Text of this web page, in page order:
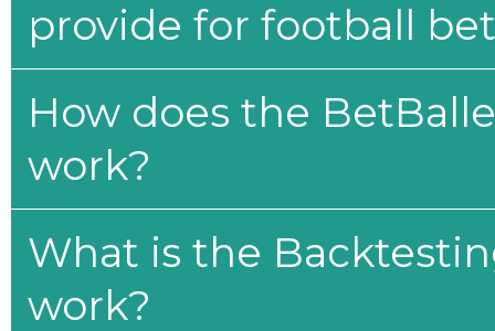
provide for football
How does the
work?
What is the
work?